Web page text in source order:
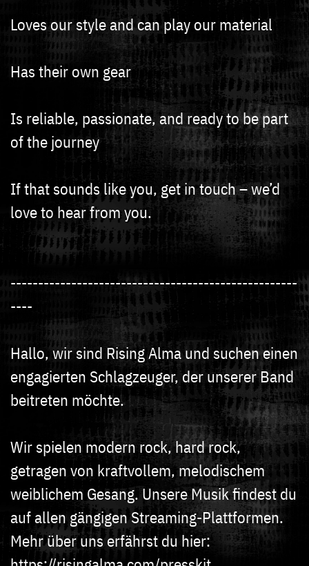
Loves our style and can play our material
Has their own gear
Is reliable, passionate, and ready to be part
of the journey
If that sounds like you, get in touch – we’d
love to hear from you.
----------------------------------------------------
----
Hallo, wir sind Rising Alma und suchen einen
engagierten Schlagzeuger, der unserer Band
beitreten möchte.
Wir spielen modern rock, hard rock,
getragen von kraftvollem, melodischem
weiblichem Gesang. Unsere Musik findest du
auf allen gängigen Streaming-Plattformen.
Mehr über uns erfährst du hier: